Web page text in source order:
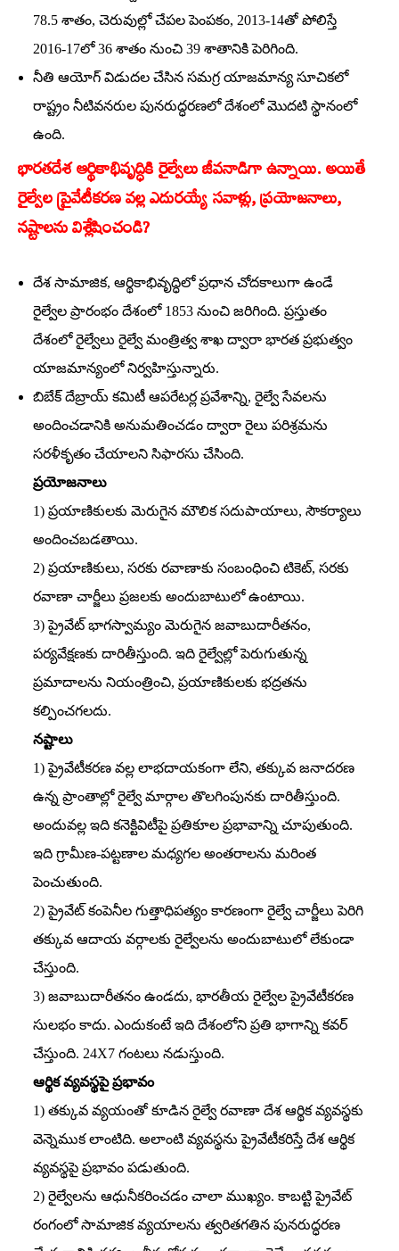
78.5 శాతం, చెరువుల్లో చేపల పెంపకం, 2013-14తో పోలిస్తే
2016-17లో 36 శాతం నుంచి 39 శాతానికి పెరిగింది.
నీతి ఆయోగ్‌ విడుదల చేసిన సమగ్ర యాజమాన్య సూచికలో
రాష్ట్రం నీటివనరుల పునరుద్ధరణలో దేశంలో మొదటి స్థానంలో
ఉంది.
భారతదేశ ఆర్థికాభివృద్ధికి రైల్వేలు జీవనాడిగా ఉన్నాయి. అయితే
రైల్వేల ప్రైవేటీకరణ వల్ల ఎదురయ్యే సవాళ్లు, ప్రయోజనాలు,
నష్టాలను విశ్లేషించండి?
దేశ సామాజిక, ఆర్థికాభివృద్ధిలో ప్రధాన చోదకాలుగా ఉండే
రైల్వేల ప్రారంభం దేశంలో 1853 నుంచి జరిగింది. ప్రస్తుతం
దేశంలో రైల్వేలు రైల్వే మంత్రిత్వ శాఖ ద్వారా భారత ప్రభుత్వం
యాజమాన్యంలో నిర్వహిస్తున్నారు.
బిబేక్‌ దేబ్రాయ్‌ కమిటీ ఆపరేటర్ల ప్రవేశాన్ని, రైల్వే సేవలను
అందించడానికి అనుమతించడం ద్వారా రైలు పరిశ్రమను
సరళీకృతం చేయాలని సిఫారసు చేసింది.
ప్రయోజనాలు
1) ప్రయాణికులకు మెరుగైన మౌలిక సదుపాయాలు, సౌకర్యాలు
అందించబడతాయి.
2) ప్రయాణికులు, సరకు రవాణాకు సంబంధించి టికెట్‌, సరకు
రవాణా చార్జీలు ప్రజలకు అందుబాటులో ఉంటాయి.
3) ప్రైవేట్‌ భాగస్వామ్యం మెరుగైన జవాబుదారీతనం,
పర్యవేక్షణకు దారితీస్తుంది. ఇది రైల్వేల్లో పెరుగుతున్న
ప్రమాదాలను నియంత్రించి, ప్రయాణికులకు భద్రతను
కల్పించగలదు.
నష్టాలు
1) ప్రైవేటీకరణ వల్ల లాభదాయకంగా లేని, తక్కువ జనాదరణ
ఉన్న ప్రాంతాల్లో రైల్వే మార్గాల తొలగింపునకు దారితీస్తుంది.
అందువల్ల ఇది కనెక్టివిటీపై ప్రతికూల ప్రభావాన్ని చూపుతుంది.
ఇది గ్రామీణ-పట్టణాల మధ్యగల అంతరాలను మరింత
పెంచుతుంది.
2) ప్రైవేట్‌ కంపెనీల గుత్తాధిపత్యం కారణంగా రైల్వే చార్జీలు పెరిగి
తక్కువ ఆదాయ వర్గాలకు రైల్వేలను అందుబాటులో లేకుండా
చేస్తుంది.
3) జవాబుదారీతనం ఉండదు, భారతీయ రైల్వేల ప్రైవేటీకరణ
సులభం కాదు. ఎందుకంటే ఇది దేశంలోని ప్రతి భాగాన్ని కవర్‌
చేస్తుంది. 24X7 గంటలు నడుస్తుంది.
ఆర్థిక వ్యవస్థపై ప్రభావం
1) తక్కువ వ్యయంతో కూడిన రైల్వే రవాణా దేశ ఆర్థిక వ్యవస్థకు
వెన్నెముక లాంటిది. అలాంటి వ్యవస్థను ప్రైవేటీకరిస్తే దేశ ఆర్థిక
వ్యవస్థపై ప్రభావం పడుతుంది.
2) రైల్వేలను ఆధునీకరించడం చాలా ముఖ్యం. కాబట్టి ప్రైవేట్‌
రంగంలో సామాజిక వ్యయాలను త్వరితగతిన పునరుద్ధరణ